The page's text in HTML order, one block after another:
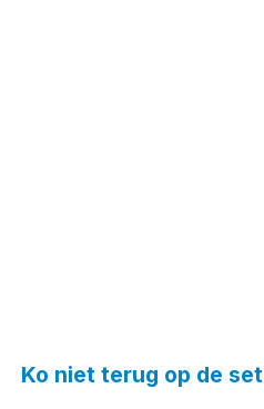
Ko niet terug op de set